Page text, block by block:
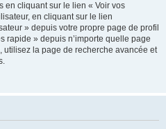
en cliquant sur le lien « Voir vos
en cliquant sur le lien
» depuis votre propre page de profil
rapide » depuis n’importe quelle page
utilisez la page de recherche avancée et